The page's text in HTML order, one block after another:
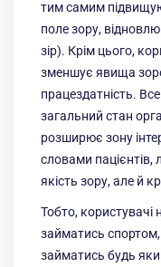
тим самим
поле зору,
зір). Крім цього,
зменшує явища
працездатність.
загальний стан
розширює зону
словами пацієнтів,
якість зору, але й
Тобто, користувачі
займатись
займатись будь